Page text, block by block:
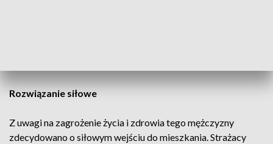
Rozwiązanie siłowe
Z uwagi na zagrożenie życia i zdrowia tego mężczyzny
zdecydowano o siłowym wejściu do mieszkania. Strażacy